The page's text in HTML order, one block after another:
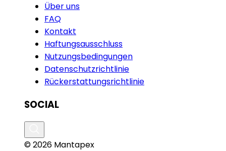
Über uns
FAQ
Kontakt
Haftungsausschluss
Nutzungsbedingungen
Datenschutzrichtlinie
Rückerstattungsrichtlinie
SOCIAL
© 2026 Mantapex